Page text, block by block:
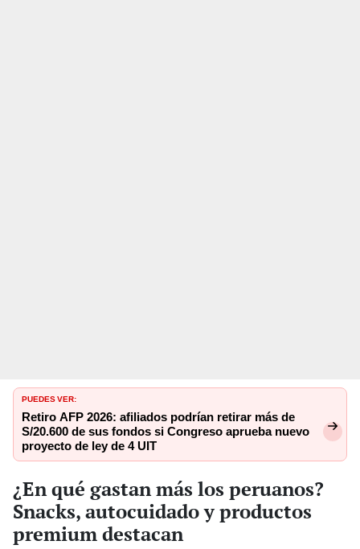
PUEDES VER:
Retiro AFP 2026: afiliados podrían retirar más de
S/20.600 de sus fondos si Congreso aprueba nuevo
proyecto de ley de 4 UIT
¿En qué gastan más los peruanos?
Snacks, autocuidado y productos
premium destacan